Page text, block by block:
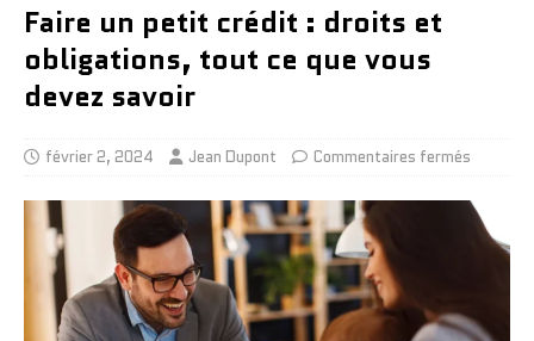
Faire un petit crédit : droits et
obligations, tout ce que vous
devez savoir
février 2, 2024 Jean Dupont Commentaires fermés